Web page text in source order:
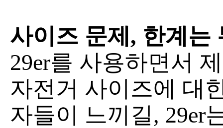
사이즈 문제, 한계는
29er를 사용하면서
자전거 사이즈에 대
자들이 느끼길, 29er